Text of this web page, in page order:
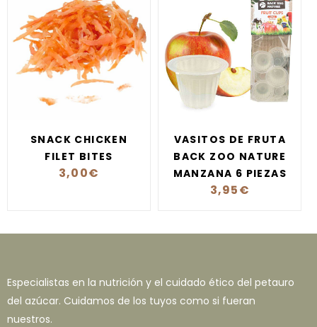
SNACK CHICKEN
FILET BITES
3,00€
VASITOS DE FRUTA
BACK ZOO NATURE
MANZANA 6 PIEZAS
3,95€
Especialistas en la nutrición y el cuidado ético del petauro
del azúcar. Cuidamos de los tuyos como si fueran
nuestros.